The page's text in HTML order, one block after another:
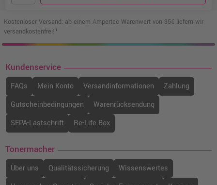
Kostenloser Versand: ab einem Ampertec Warenwert von 35€ liefern wir
versandkostenfrei!¹
Kundenservice
FAQs Mein Konto Versandinformationen
Zahlung
Gutscheinbedingungen
Warenrücksendung
SEPA-Lastschrift
Re-Life Box
Tonermacher
Über uns Qualitätssicherung
Wissenswertes